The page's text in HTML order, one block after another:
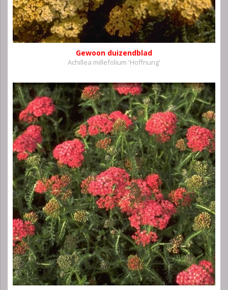
Gewoon duizendblad
Achillea millefolium 'Hoffnung'